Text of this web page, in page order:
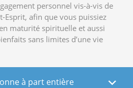
personnel vis-à-vis de
Esprit, afin que vous puissiez
maturité spirituelle et aussi
sans limites d’une vie
à part entière